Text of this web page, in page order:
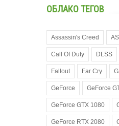
ОБЛАКО ТЕГОВ
Assassin's Creed
Call Of Duty DLSS
Fallout Far Cry
GeForce GeForce
GeForce GTX 1080
GeForce RTX 2080